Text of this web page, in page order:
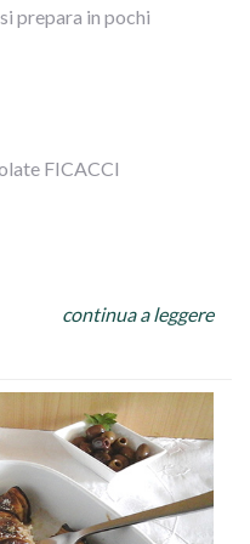
infarinato allo
ilpolpettone e
decorazioni e
il tutto con il
circa. Sfornate e
con olive a
prepara in pochi
FICACCI
continua a leggere